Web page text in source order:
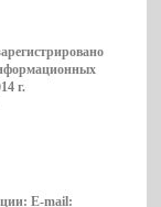
г.
E-mail: